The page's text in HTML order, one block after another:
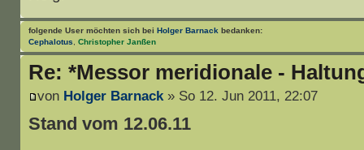
folgende User möchten sich bei Holger Barnackbedanken:
Cephalotus, Christopher Janßen
Re: *Messor meridionale -
von Holger Barnack» So 12. Jun 2011, 22:07
Stand vom 12.06.11